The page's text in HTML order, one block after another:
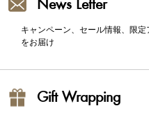
News Letter
キャンペーン、セール情報、限
をお届け
Gift Wrapping